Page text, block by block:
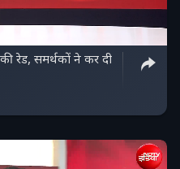
रेड, समर्थकों ने कर दी